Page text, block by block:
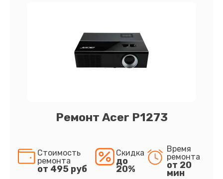
Ремонт Acer P1273
Стоимость
ремонта
от 495 руб
Скидка
до
20%
Время
ремонта
от 20
мин